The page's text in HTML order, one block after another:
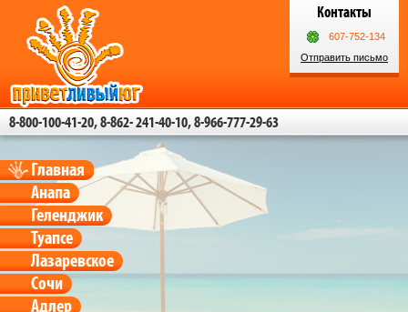
Контакты
607-752-134
Отправить письмо
8-800-100-41-20, 8-862- 241-40-10, 8-966-777-29-63
Главная
Анапа
Геленджик
Туапсе
Лазаревское
Сочи
Адлер